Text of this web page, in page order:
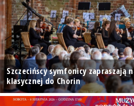
Szczecińscy symfonicy
klasycznej do Chorin